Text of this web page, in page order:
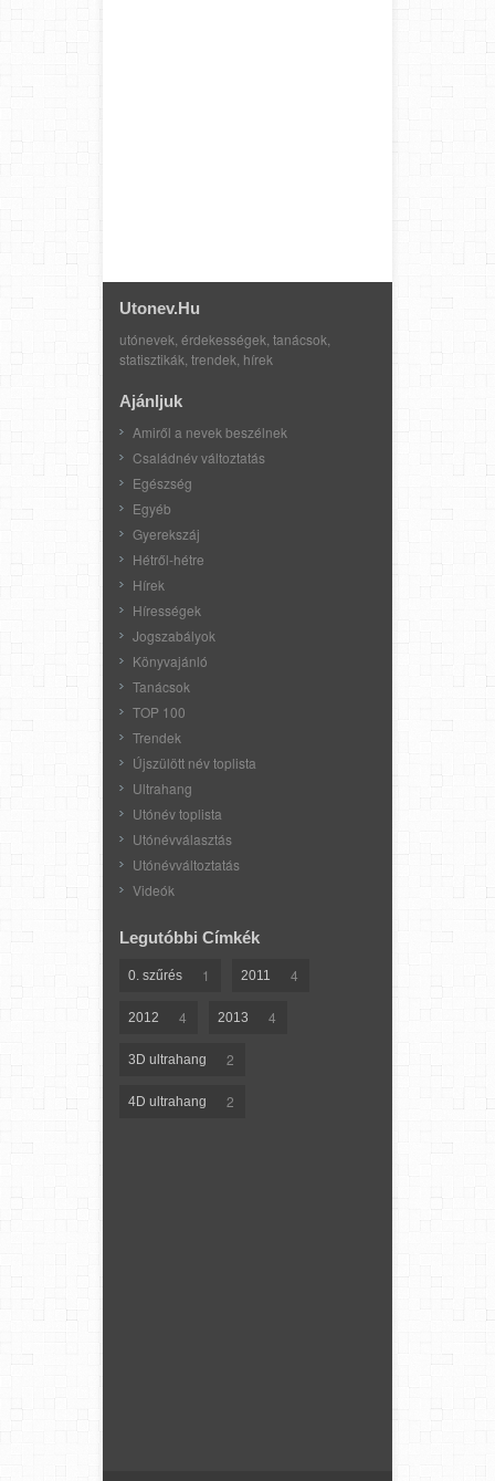
Utonev.hu
utónevek, érdekességek, tanácsok,
statisztikák, trendek, hírek
Ajánljuk
Amiről a nevek beszélnek
Családnév változtatás
Egészség
Egyéb
Gyerekszáj
Hétről-hétre
Hírek
Hírességek
Jogszabályok
Könyvajánló
Tanácsok
TOP 100
Trendek
Újszülött név toplista
Ultrahang
Utónév toplista
Utónévválasztás
Utónévváltoztatás
Videók
Legutóbbi Címkék
0. szűrés 1 2011 4
2012 4 2013 4
3D ultrahang 2
4D ultrahang 2